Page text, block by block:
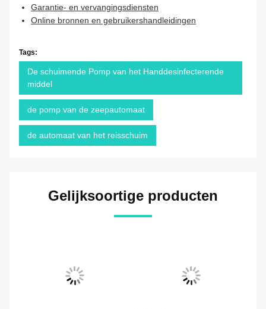
Garantie- en vervangingsdiensten
Online bronnen en gebruikershandleidingen
Tags:
De schuimende Pomp van het Handdesinfecterende
middel
de pomp van de zeepautomaat
de automaat van het reisschuim
Gelijksoortige producten